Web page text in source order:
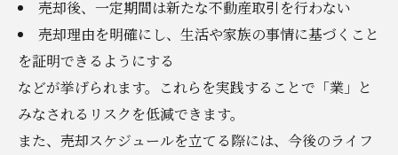
売却後、一定期間は新たな不動産取引を行わない
売却理由を明確にし、生活や家族の事情に基づくこと
を証明できるようにする
などが挙げられます。これらを実践することで「業」と
みなされるリスクを低減できます。
また、売却スケジュールを立てる際には、今後のライフ